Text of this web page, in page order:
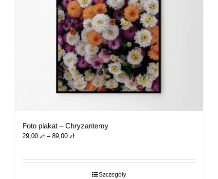
Foto plakat – Chryzantemy
29,00 zł – 89,00 złZakres
29,00 zł
Szczegóły